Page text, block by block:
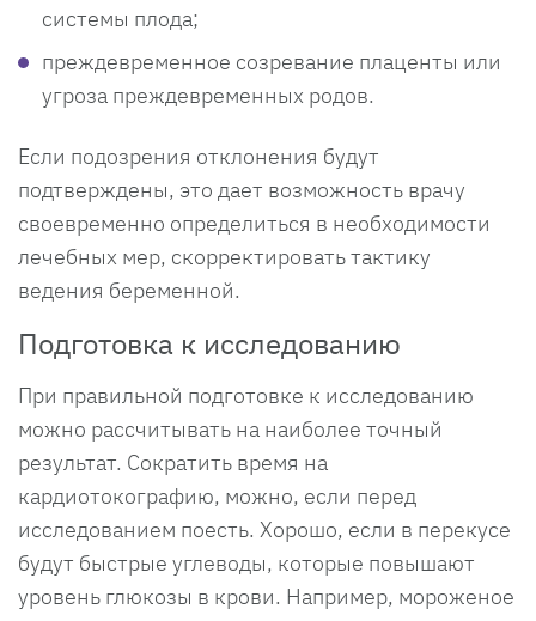
системы плода;
преждевременное созревание плаценты или
угроза преждевременных родов.
Если подозрения отклонения будут
подтверждены, это дает возможность врачу
своевременно определиться в необходимости
лечебных мер, скорректировать тактику
ведения беременной.
Подготовка к исследованию
При правильной подготовке к исследованию
можно рассчитывать на наиболее точный
результат. Сократить время на
кардиотокографию, можно, если перед
исследованием поесть. Хорошо, если в перекусе
будут быстрые углеводы, которые повышают
уровень глюкозы в крови. Например, мороженое